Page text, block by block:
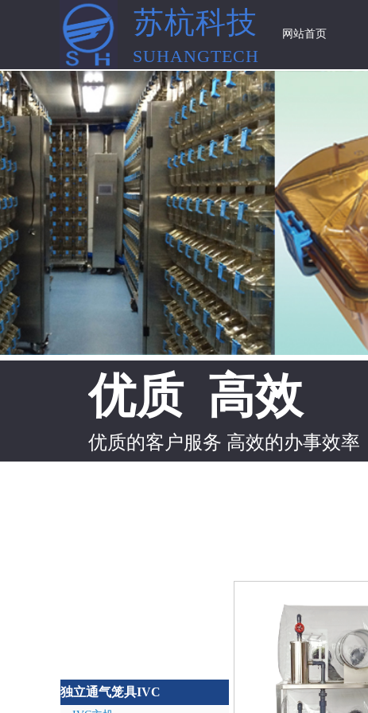
网站首页
苏杭科技
SUHANGTECH
优质 高效
优质的客户服务 高效的办事效率
独立通气笼具IVC